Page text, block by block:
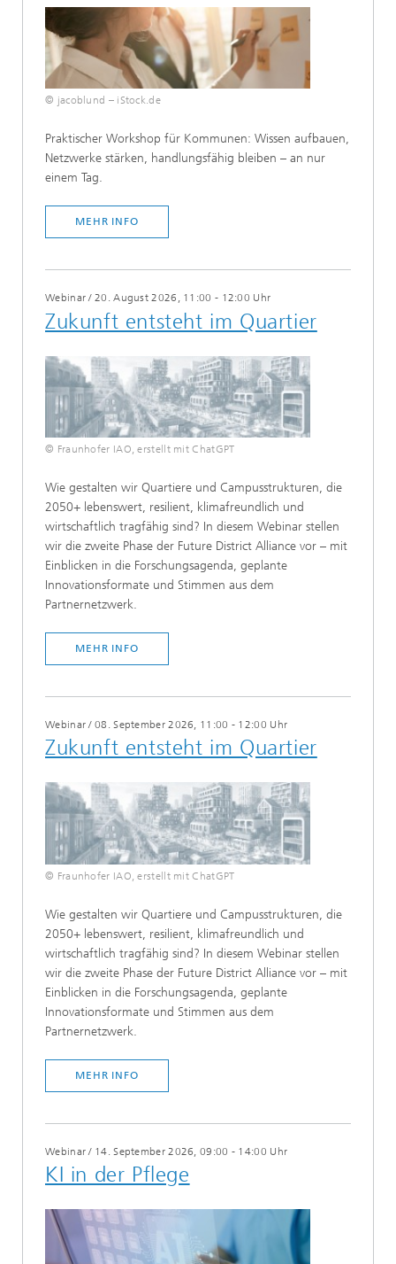
© jacoblund – iStock.de
​Praktischer Workshop für Kommunen: Wissen aufbauen,
Netzwerke stärken, handlungsfähig bleiben – an nur
einem Tag.
MEHR INFO
Webinar/20. August 2026, 11:00 - 12:00 Uhr
Zukunft entsteht im Quartier
© Fraunhofer IAO, erstellt mit ChatGPT
Wie gestalten wir Quartiere und Campusstrukturen, die
2050+ lebenswert, resilient, klimafreundlich und
wirtschaftlich tragfähig sind? In diesem Webinar stellen
wir die zweite Phase der Future District Alliance vor – mit
Einblicken in die Forschungsagenda, geplante
Innovationsformate und Stimmen aus dem
Partnernetzwerk.
MEHR INFO
Webinar/08. September 2026, 11:00 - 12:00 Uhr
Zukunft entsteht im Quartier
© Fraunhofer IAO, erstellt mit ChatGPT
Wie gestalten wir Quartiere und Campusstrukturen, die
2050+ lebenswert, resilient, klimafreundlich und
wirtschaftlich tragfähig sind? In diesem Webinar stellen
wir die zweite Phase der Future District Alliance vor – mit
Einblicken in die Forschungsagenda, geplante
Innovationsformate und Stimmen aus dem
Partnernetzwerk.
MEHR INFO
Webinar/ 14. September 2026, 09:00 - 14:00 Uhr
KI in der Pflege